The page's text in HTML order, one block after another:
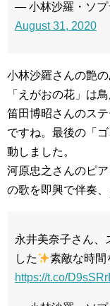
— 小林沙羅・ソプ
August 31, 2020
小林沙羅さんの艶
「えがおの花」は
笛田博昭さんのス
ですね。最後の「
動しました。
河原忠之さんのピ
の歌を即興で伴奏、
永井美奈子さん、
した
素敵な時間
https://t.co/